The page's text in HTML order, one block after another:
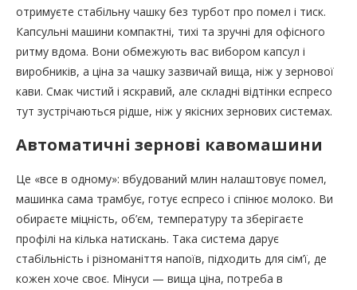
отримуєте стабільну чашку без турбот про помел і тиск.
Капсульні машини компактні, тихі та зручні для офісного
ритму вдома. Вони обмежують вас вибором капсул і
виробників, а ціна за чашку зазвичай вища, ніж у зернової
кави. Смак чистий і яскравий, але складні відтінки еспресо
тут зустрічаються рідше, ніж у якісних зернових системах.
Автоматичні зернові кавомашини
Це «все в одному»: вбудований млин налаштовує помел,
машинка сама трамбує, готує еспресо і спінює молоко. Ви
обираєте міцність, об’єм, температуру та зберігаєте
профілі на кілька натискань. Така система дарує
стабільність і різноманіття напоїв, підходить для сім’ї, де
кожен хоче своє. Мінуси — вища ціна, потреба в